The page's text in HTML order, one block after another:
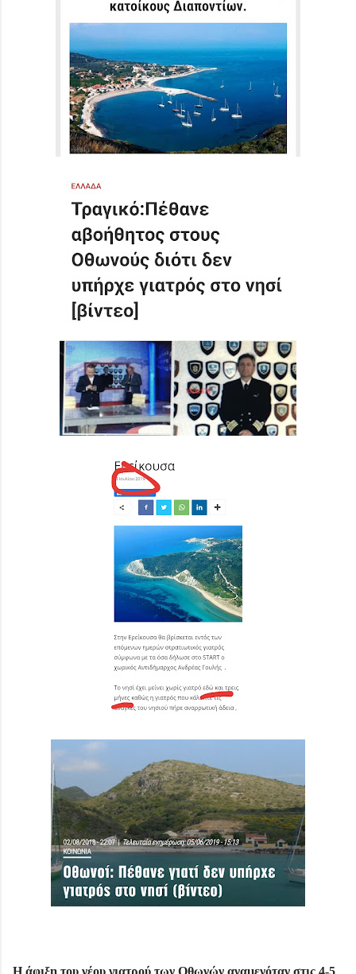
Η άφιξη του νέου γιατρού των Οθωνών αναμενόταν στις 4-5